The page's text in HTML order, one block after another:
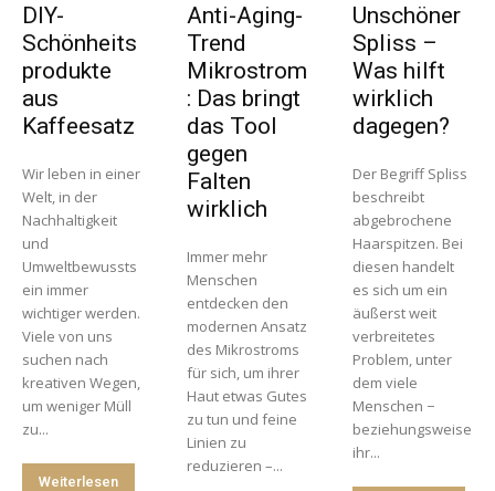
DIY-
Schönheits
produkte
aus
Kaffeesatz
Wir leben in einer
Welt, in der
Nachhaltigkeit
und
Umweltbewussts
ein immer
wichtiger werden.
Viele von uns
suchen nach
kreativen Wegen,
um weniger Müll
zu...
Weiterlesen
Anti-Aging-
Trend
Mikrostrom
: Das bringt
das Tool
gegen
Falten
wirklich
Immer mehr
Menschen
entdecken den
modernen Ansatz
des Mikrostroms
für sich, um ihrer
Haut etwas Gutes
zu tun und feine
Linien zu
reduzieren –...
Unschöner
Spliss –
Was hilft
wirklich
dagegen?
Der Begriff Spliss
beschreibt
abgebrochene
Haarspitzen. Bei
diesen handelt
es sich um ein
äußerst weit
verbreitetes
Problem, unter
dem viele
Menschen −
beziehungsweise
ihr...